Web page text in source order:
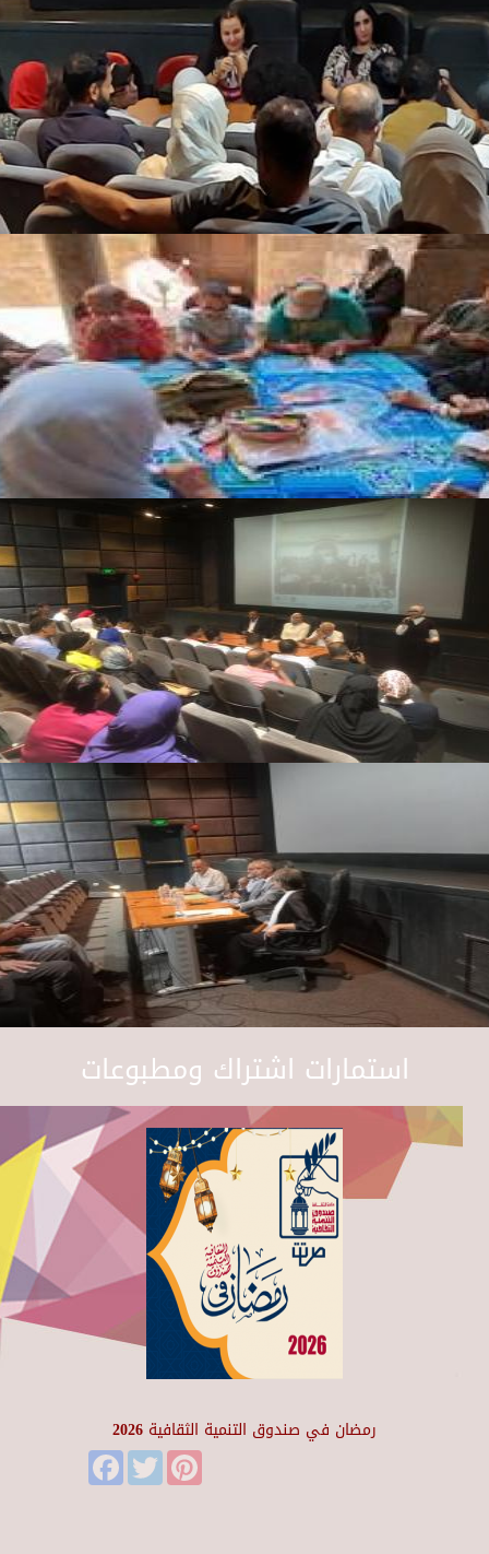
استمارات اشتراك ومطبوعات
رمضان في صندوق التنمية الثقافية 2026
FacebookTwitter